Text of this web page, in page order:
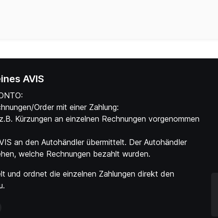
AVIS
Order mit einer Zahlung:
Kürzungen an einzelnen Rechnungen vorgenommen
an den Autohändler übermittelt. Der Autohändler
welche Rechnungen bezahlt wurden.
und ordnet die einzelnen Zahlungen direkt den